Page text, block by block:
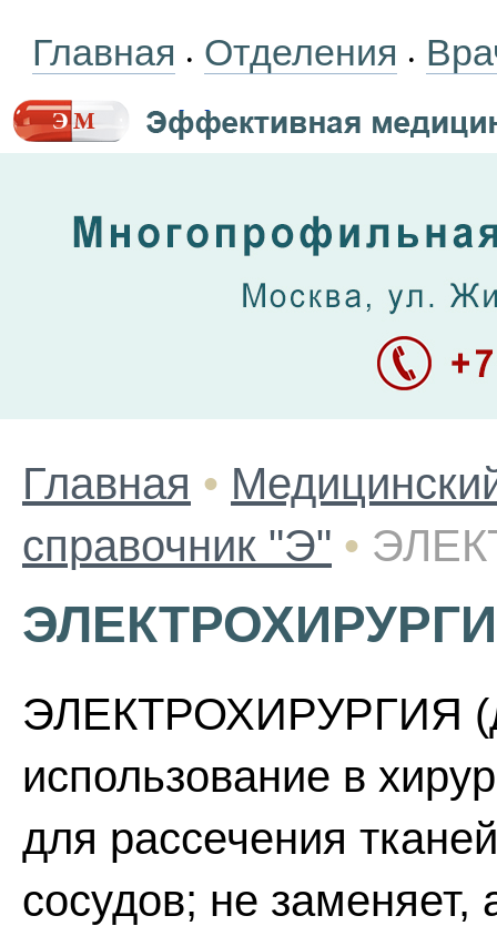
Главная • Отделения •
Главная •
справочник "Э" •
ЭЛЕКТРОХИРУРГИЯ
использование в
для рассечения
сосудов; не